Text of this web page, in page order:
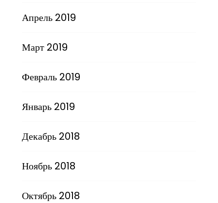
Апрель 2019
Март 2019
Февраль 2019
Январь 2019
Декабрь 2018
Ноябрь 2018
Октябрь 2018